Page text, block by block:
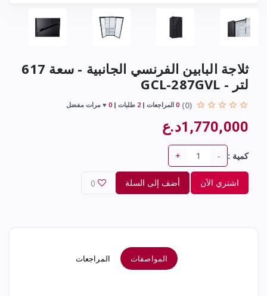
ثلاجة البابين الفرنسي الجانبية - سعة 617
لتر - GCL-287GVL
(0)
0 المراجعات 2 طلبات 0 ♥ مرات مفضل
1,770,000د.ع
كمية : -
+
اشتري الآن أضف إلى السلة 0
المواصفات المراجعات